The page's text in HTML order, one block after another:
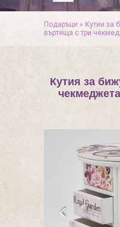
Подаръци » Кутии за
въртяща с три
Кутия за